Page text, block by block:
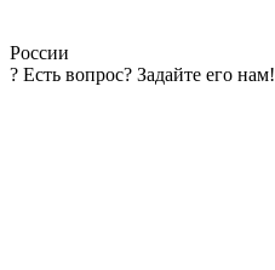
России
? Есть вопрос? Задайте его нам!